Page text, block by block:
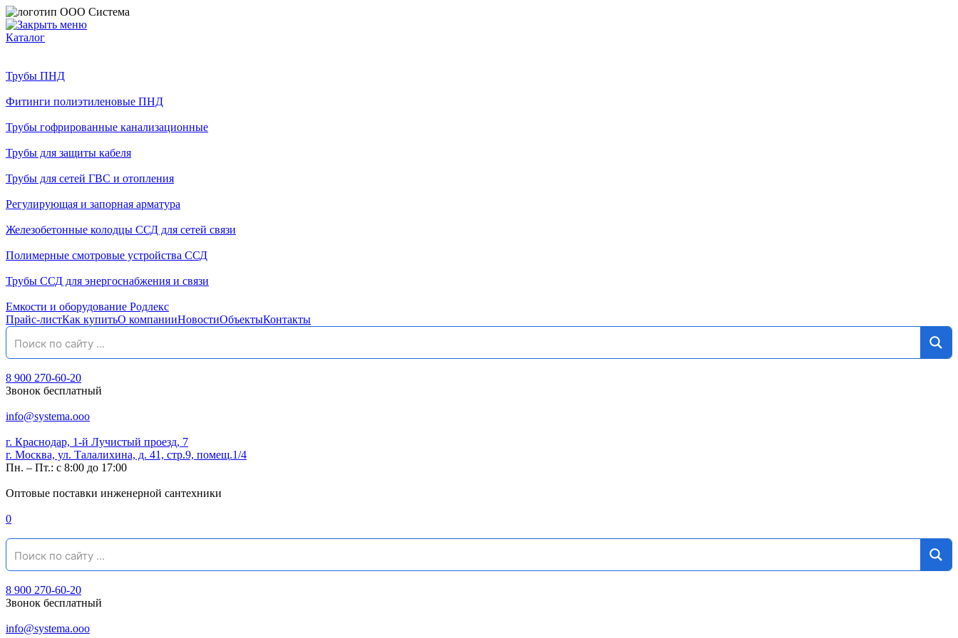
Каталог
Трубы ПНД
Фитинги полиэтиленовые ПНД
Трубы гофрированные канализационные
Трубы для защиты кабеля
Трубы для сетей ГВС и отопления
Регулирующая и запорная арматура
Железобетонные колодцы ССД для сетей связи
Полимерные смотровые устройства ССД
Трубы ССД для энергоснабжения и связи
Емкости и оборудование Родлекс
Прайс-листКак купитьО компанииНовостиОбъектыКонтакты
8 900 270-60-20
Звонок бесплатный
info@systema.ooo
г. Краснодар, 1-й Лучистый проезд, 7
г. Москва, ул. Талалихина, д. 41, стр.9, помещ.1/4
Пн. – Пт.: с 8:00 до 17:00
Оптовые поставки инженерной сантехники
0
8 900 270-60-20
Звонок бесплатный
info@systema.ooo